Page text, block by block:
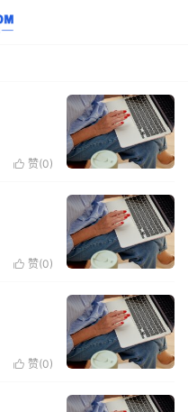
 赞(0)
 赞(0)
 赞(0)